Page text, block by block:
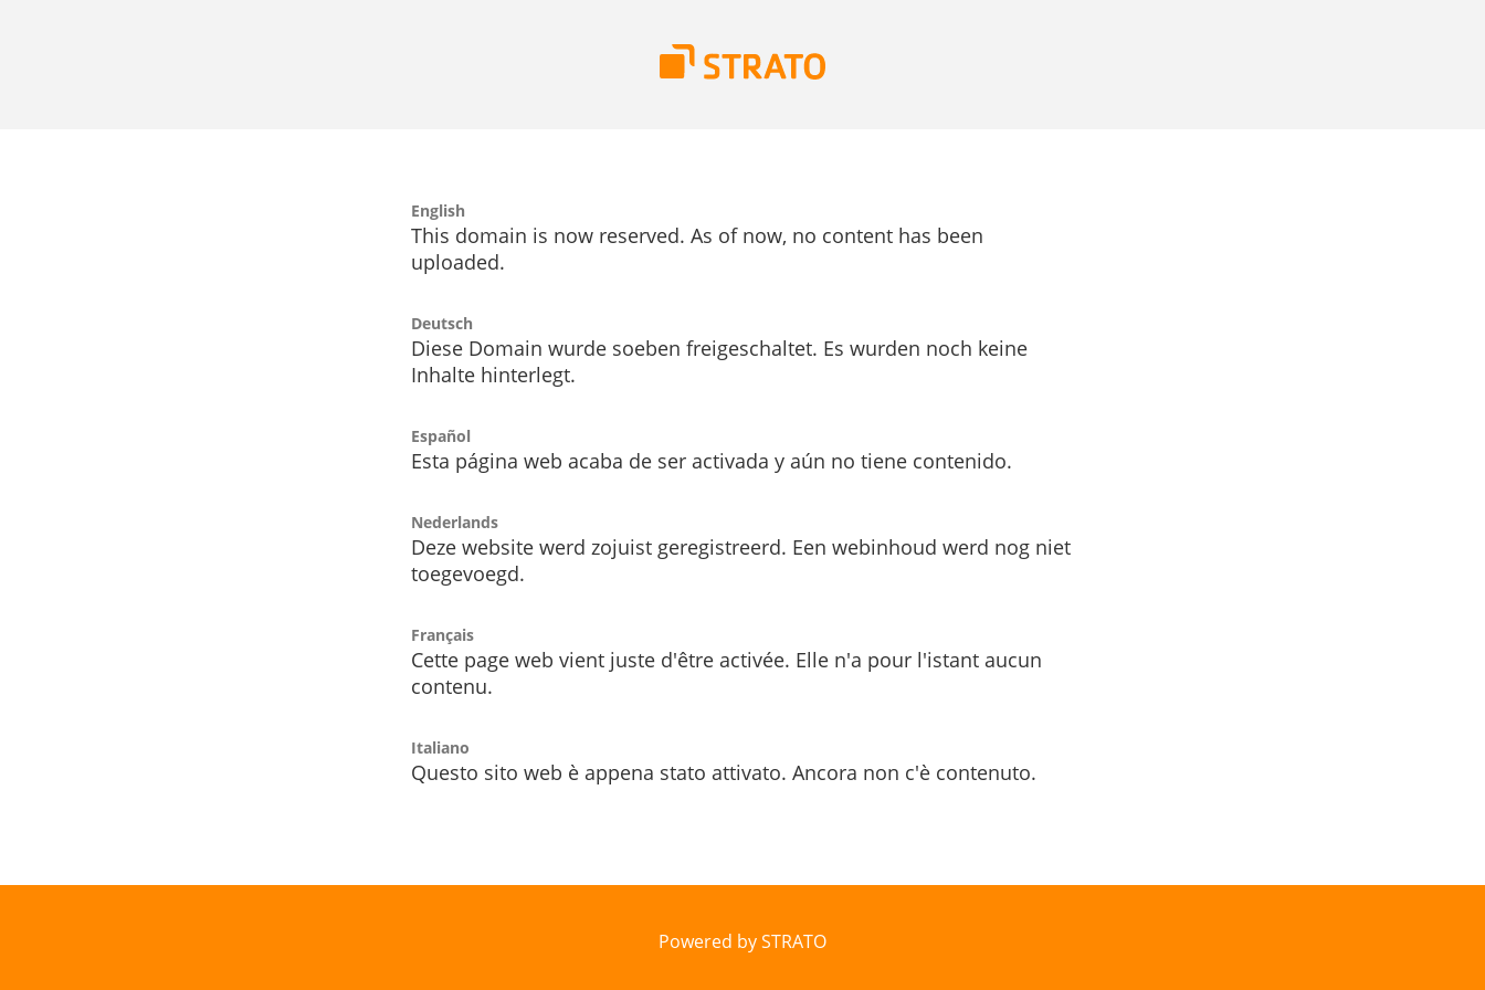
English
This domain is now reserved. As of now, no content has been
uploaded.
Deutsch
Diese Domain wurde soeben freigeschaltet. Es wurden noch keine
Inhalte hinterlegt.
Español
Esta página web acaba de ser activada y aún no tiene contenido.
Nederlands
Deze website werd zojuist geregistreerd. Een webinhoud werd nog niet
toegevoegd.
Français
Cette page web vient juste d'être activée. Elle n'a pour l'istant aucun
contenu.
Italiano
Questo sito web è appena stato attivato. Ancora non c'è contenuto.
Powered by STRATO